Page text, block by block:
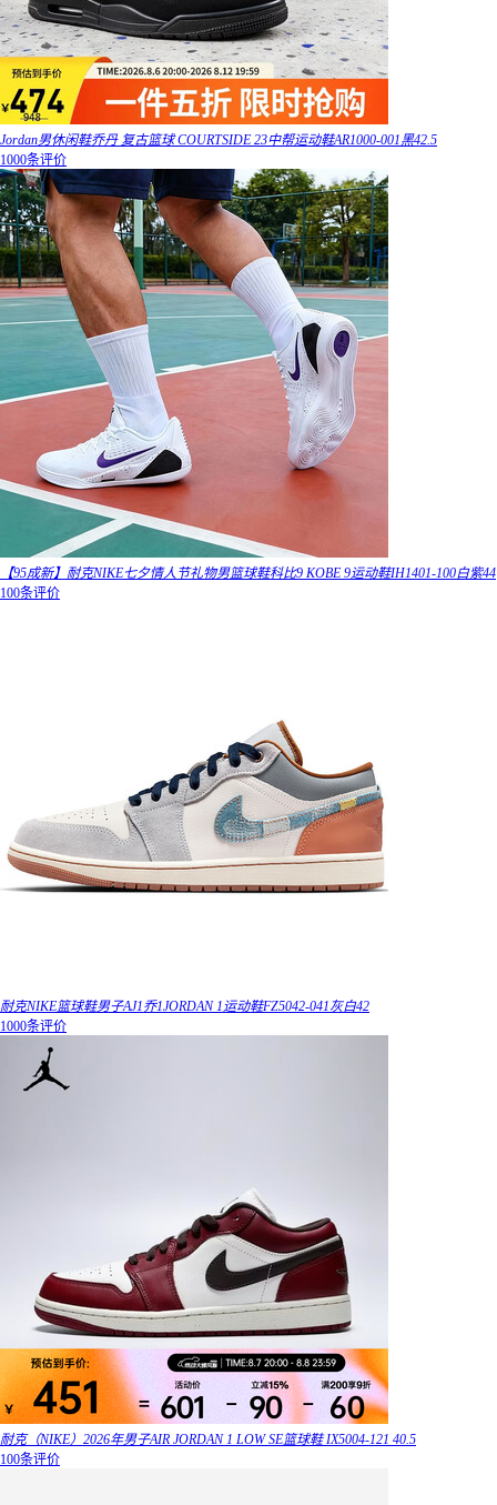
Jordan男休闲鞋乔丹 复古篮球 COURTSIDE 23中帮运动鞋AR1000-001黑42.5
1000条评价
【95成新】耐克NIKE七夕情人节礼物男篮球鞋科比9 KOBE 9运动鞋IH1401-100白紫44
100条评价
耐克NIKE篮球鞋男子AJ1乔1JORDAN 1运动鞋FZ5042-041灰白42
1000条评价
耐克（NIKE）2026年男子AIR JORDAN 1 LOW SE篮球鞋 IX5004-121 40.5
100条评价